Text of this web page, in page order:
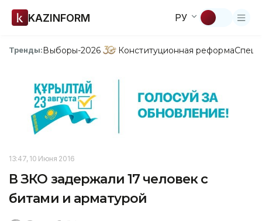
KAZINFORM РУ
Тренды:Выборы-2026 Конституционная реформа
13:47, 10 Июня 2016
В ЗКО задержали 17 человек с
битами и арматурой